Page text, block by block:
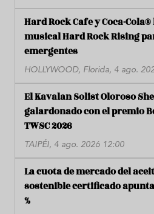
Hard Rock Cafe y Coca-
musical Hard Rock Rising
emergentes
HOLLYWOOD, Florida, 4 ago.
El Kavalan Solist Oloroso
galardonado con el premio
TWSC 2026
TAIPÉI, 4 ago. 2026 12:00
La cuota de mercado del
sostenible certificado
%